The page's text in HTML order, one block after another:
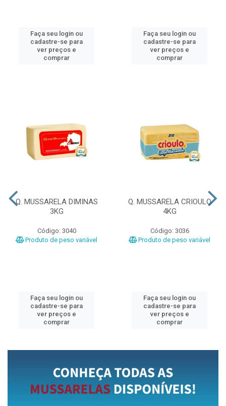
Faça seu login ou
cadastre-se para
ver preços e
comprar
Faça seu login ou
cadastre-se para
ver preços e
comprar
Q. MUSSARELA DIMINAS
3KG
Código: 3040
Produto de peso variável
Faça seu login ou
cadastre-se para
ver preços e
comprar
Q. MUSSARELA CRIOULO
4KG
Código: 3036
Produto de peso variável
Faça seu login ou
cadastre-se para
ver preços e
comprar